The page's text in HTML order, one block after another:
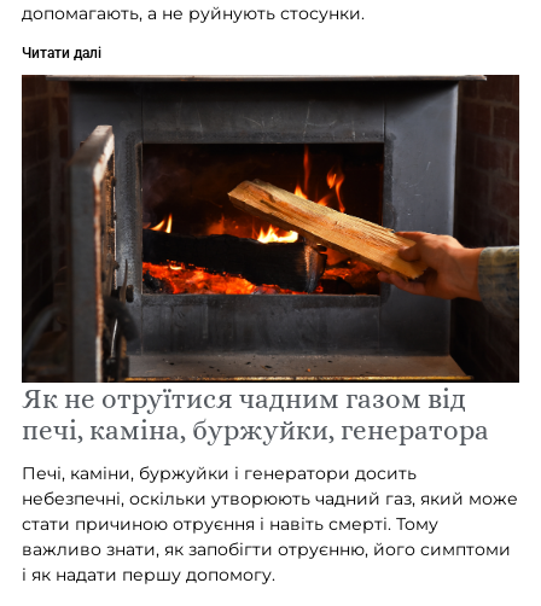
допомагають, а не руйнують стосунки.
Читати далі
Як не отруїтися чадним газом від
печі, каміна, буржуйки, генератора
Печі, каміни, буржуйки і генератори досить
небезпечні, оскільки утворюють чадний газ, який може
стати причиною отруєння і навіть смерті. Тому
важливо знати, як запобігти отруєнню, його симптоми
і як надати першу допомогу.